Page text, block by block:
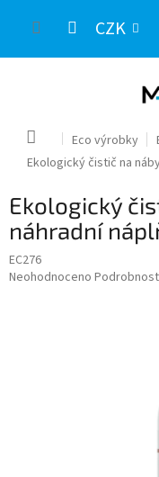
CZK
Domů Eco výrobky
Ekologický čistič na
Ekologický
náhradní
EC276
Průměrné
Neohodnoceno